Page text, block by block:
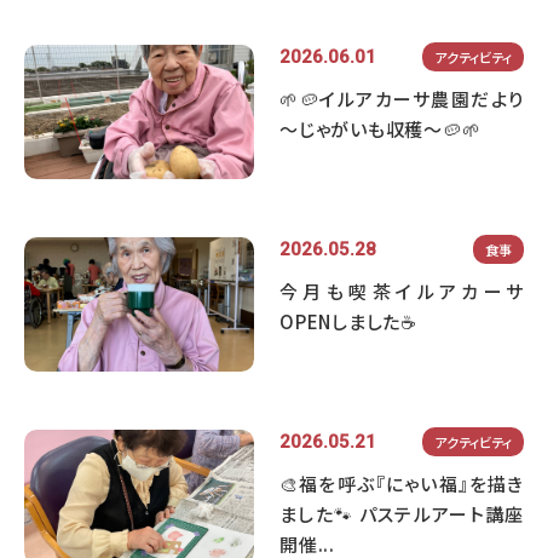
2026.06.01 アクティビティ
🌱🥔イルアカーサ農園だより
～じゃがいも収穫～🥔🌱
2026.05.28 食事
今月も喫茶イルアカーサ
OPENしました☕
2026.05.21 アクティビティ
🎨福を呼ぶ『にゃい福』を描き
ました🐾 パステルアート講座
開催...